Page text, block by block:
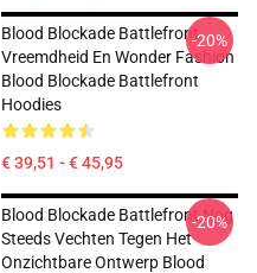
Blood Blockade Battlefront
Vreemdheid En Wonder Fashion
Blood Blockade Battlefront
Hoodies
€ 39,51 - € 45,95
-20%
Blood Blockade Battlefront Nog
Steeds Vechten Tegen Het
Onzichtbare Ontwerp Blood
-20%